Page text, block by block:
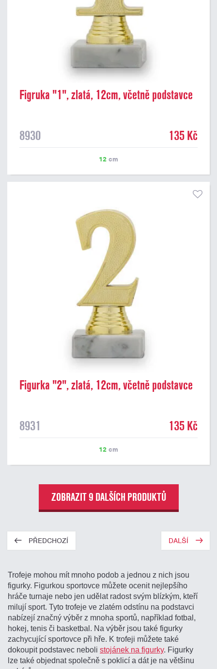
Figruka "1", zlatá, 12cm, včetně podstavce
8930 135 Kč
12 cm
Figurka "2", zlatá, 12cm, včetně podstavce
8931 135 Kč
12 cm
ZOBRAZIT 9 DALŠÍCH PRODUKTŮ
PŘEDCHOZÍ DALŠÍ
Trofeje mohou mít mnoho podob a jednou z nich jsou
figurky. Figurkou sportovce můžete ocenit nejlepšího
hráče turnaje nebo jen udělat radost svým blízkým, kteří
milují sport. Tyto trofeje ve zlatém odstínu na podstavci
nabízejí značný výběr z mnoha sportů, například fotbal,
hokej, tenis či basketbal. Na výběr jsou také figurky
zachycující sportovce při hře. K trofeji můžete také
dokoupit podstavec nebolistojánek na figurky. Figurky
lze také objednat společně s poklicí a dát je na většinu